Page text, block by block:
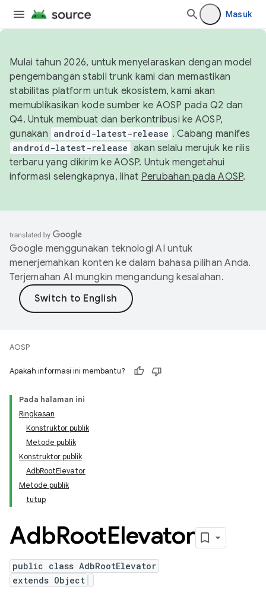
Masuk
Mulai tahun 2026, untuk menyelaraskan dengan model
pengembangan stabil trunk kami dan memastikan
stabilitas platform untuk ekosistem, kami akan
memublikasikan kode sumber ke AOSP pada Q2 dan
Q4. Untuk membuat dan berkontribusi ke AOSP,
gunakan android-latest-release . Cabang manifes
android-latest-release akan selalu merujuk ke rilis
terbaru yang dikirim ke AOSP. Untuk mengetahui
informasi selengkapnya, lihat Perubahan pada AOSP.
Google menggunakan teknologi AI untuk
menerjemahkan konten ke dalam bahasa pilihan Anda.
Terjemahan AI mungkin mengandung kesalahan.
AOSP
Apakah informasi ini membantu?
Pada halaman ini
Ringkasan
Konstruktor publik
Metode publik
Konstruktor publik
AdbRootElevator
Metode publik
tutup
AdbRootElevator
public class AdbRootElevator
extends Object